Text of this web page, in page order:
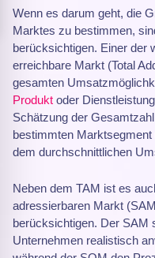
Wenn es darum geht, die
Marktes zu bestimmen,
berücksichtigen. Einer der
erreichbare Markt (Total
gesamten
Produkt oder
Schätzung der
bestimmten
dem durchschnittlichen
Neben dem TAM ist es
adressierbaren Markt
berücksichtigen. Der SAM
Unternehmen realistisch